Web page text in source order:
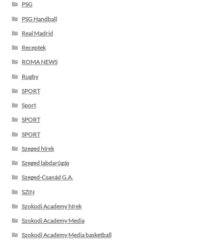
PSG
PSG Handball
Real Madrid
Receptek
ROMA NEWS
Rugby
SPORT
Sport
SPORT
SPORT
Szeged hírek
Szeged labdarúgás
Szeged-Csanád G.A.
SZIN
Szokodi Academy hírek
Szokodi Academy Media
Szokodi Academy Media basketball